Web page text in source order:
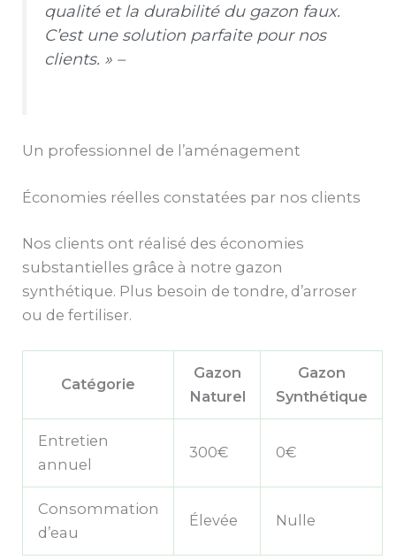
qualité et la durabilité du gazon faux.
C’est une solution parfaite pour nos
clients. » –
Un professionnel de l’aménagement
Économies réelles constatées par nos clients
Nos clients ont réalisé des économies
substantielles grâce à notre gazon
synthétique. Plus besoin de tondre, d’arroser
ou de fertiliser.
Catégorie
Gazon
Naturel
Gazon
Synthétique
Entretien
annuel
300€ 0€
Consommation
d’eau
Élevée Nulle